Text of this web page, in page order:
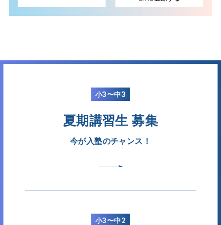
小3〜中3
夏期講習生 募集
今が入塾のチャンス！
小3〜中2